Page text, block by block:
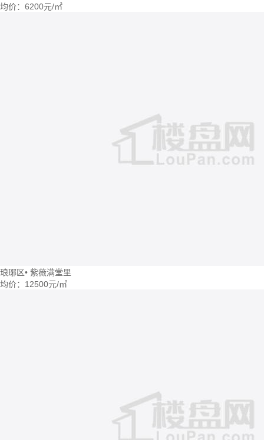
均价： 6200元/㎡
琅琊区• 紫薇满堂里
均价： 12500元/㎡